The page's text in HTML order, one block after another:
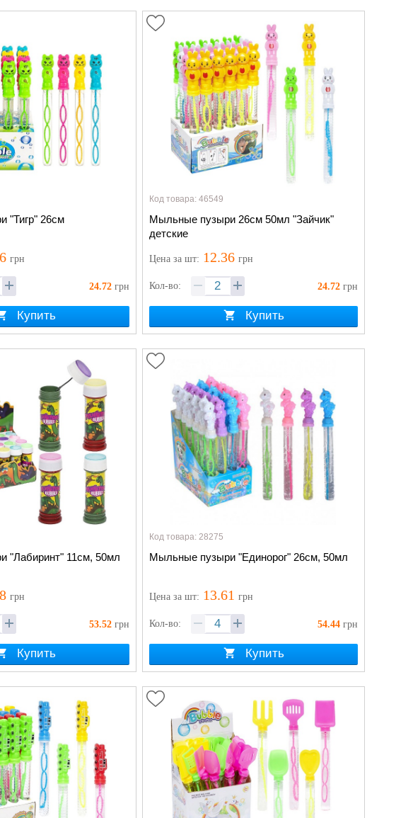
"Тигр" 26см
грн
24.72 грн
Купить
Код товара: 46549
Мыльные пузыри 26см 50мл "Зайчик"
детские
Ценаза шт: 12.36 грн
Кол-во: 24.72 грн
Купить
"Лабиринт" 11см, 50мл
грн
53.52 грн
Купить
Код товара: 28275
Мыльные пузыри "Единорог" 26см, 50мл
Ценаза шт: 13.61 грн
Кол-во: 54.44 грн
Купить